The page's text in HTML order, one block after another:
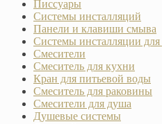
Писсуары
Системы инсталляций
Панели и клавиши смыва
Системы инсталляции для
Смесители
Смеситель для кухни
Кран для питьевой воды
Смеситель для раковины
Смесители для душа
Душевые системы